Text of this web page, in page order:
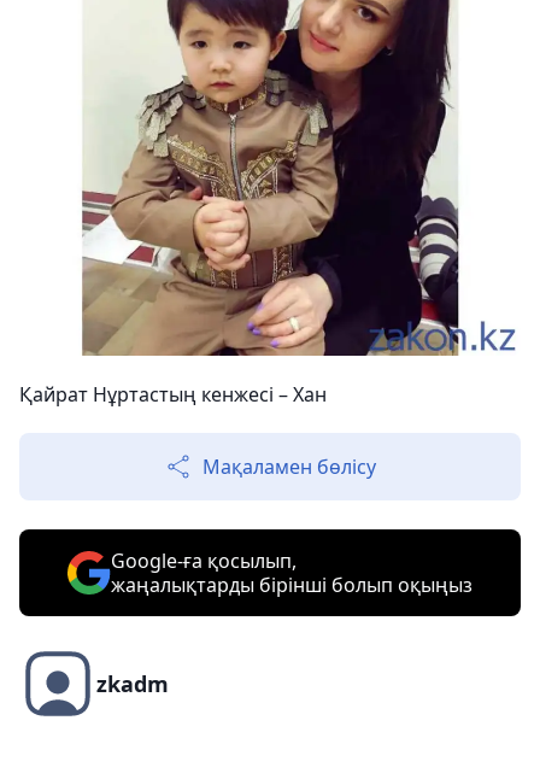
Қайрат Нұртастың кенжесі – Хан
Мақаламен бөлісу
Google-ға қосылып,
жаңалықтарды бірінші болып оқыңыз
zkadm